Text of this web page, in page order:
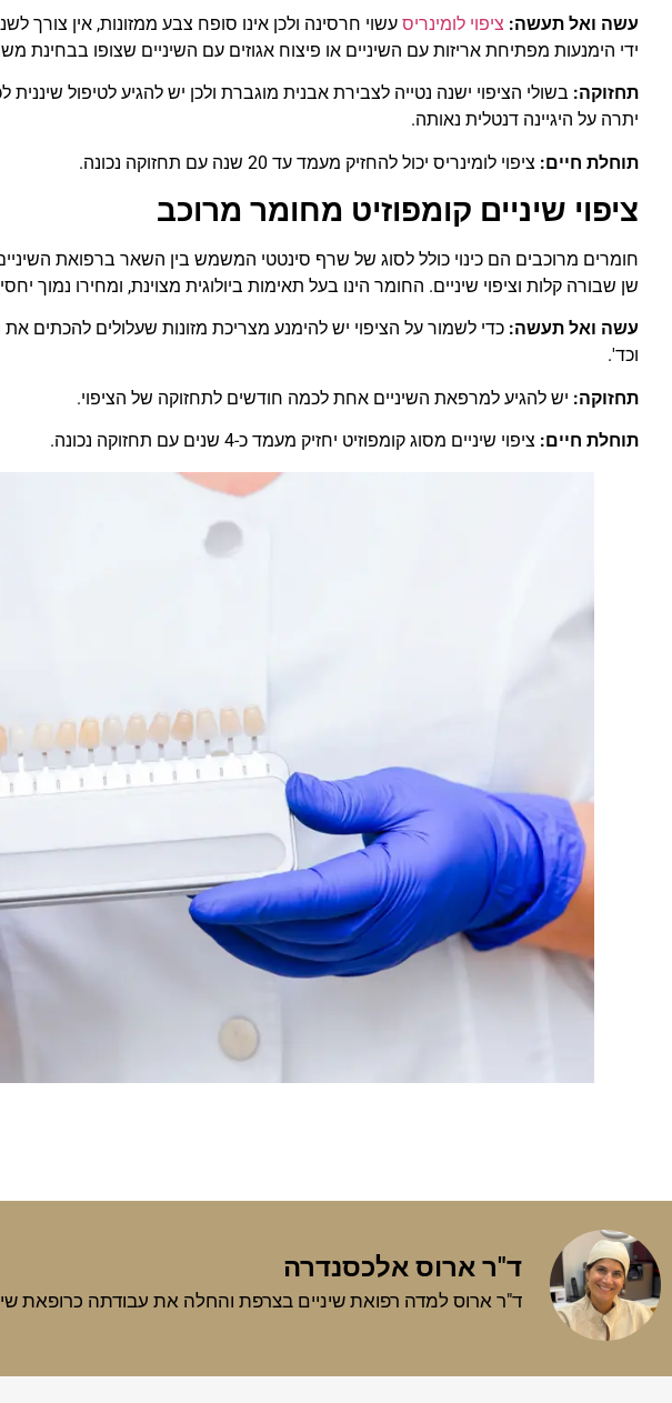
עשה ואל תעשה: ציפוי לומינריס עשוי חרסינה ולכן אינו סופח צבע ממזונות, אין צורך
ידי הימנעות מפתיחת אריזות עם השיניים או פיצוח אגוזים עם השיניים שצופו בבחינת
תחזוקה: בשולי הציפוי ישנה נטייה לצבירת אבנית מוגברת ולכן יש להגיע לטיפול
יתרה על היגיינה דנטלית נאותה.
תוחלת חיים: ציפוי לומינריס יכול להחזיק מעמד עד 20 שנה עם תחזוקה נכונה.
ציפוי שיניים קומפוזיט מחומר מרוכב
חומרים מרוכבים הם כינוי כולל לסוג של שרף סינטטי המשמש בין השאר ברפואת
שן שבורה קלות וציפוי שיניים. החומר הינו בעל תאימות ביולוגית מצוינת, ומחירו נמוך
עשה ואל תעשה: כדי לשמור על הציפוי יש להימנע מצריכת מזונות שעלולים להכתים את
וכד'.
תחזוקה: יש להגיע למרפאת השיניים אחת לכמה חודשים לתחזוקה של הציפוי.
תוחלת חיים: ציפוי שיניים מסוג קומפוזיט יחזיק מעמד כ-4 שנים עם תחזוקה נכונה.
ד"ר ארוס אלכסנדרה
ד"ר ארוס למדה רפואת שיניים בצרפת והחלה את עבודתה כרופאת שיניים בשנת 2010, מאז טיפלה במספר מרפאות ועברה הכשרות נוספות